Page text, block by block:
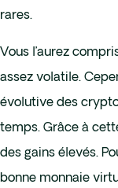
rares.
Vous l’aurez
assez volatile.
évolutive des
temps. Grâce à
des gains élevés.
bonne monnaie